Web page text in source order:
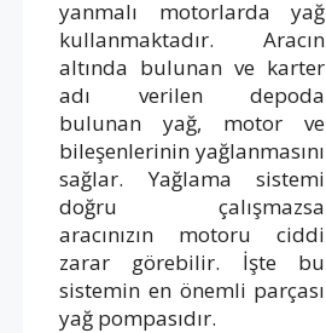
yanmalı motorlarda yağ
kullanmaktadır. Aracın
altında bulunan ve karter
adı verilen depoda
bulunan yağ, motor ve
bileşenlerinin yağlanmasını
sağlar. Yağlama sistemi
doğru çalışmazsa
aracınızın motoru ciddi
zarar görebilir. İşte bu
sistemin en önemli parçası
yağ pompasıdır.